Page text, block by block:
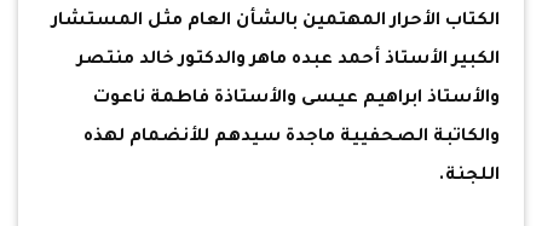
الكتاب الأحرار المهتمين بالشأن العام مثل المستشار
الكبير الأستاذ أحمد عبده ماهر والدكتور خالد منتصر
والأستاذ ابراهيم عيسى والأستاذة فاطمة ناعوت
والكاتبة الصحفيية ماجدة سيدهم للأنضمام لهذه
اللجنة.